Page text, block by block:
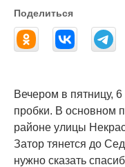
Поделиться
Вечером в пятницу,
пробки. В основном
районе улицы
Затор тянется до
нужно сказать